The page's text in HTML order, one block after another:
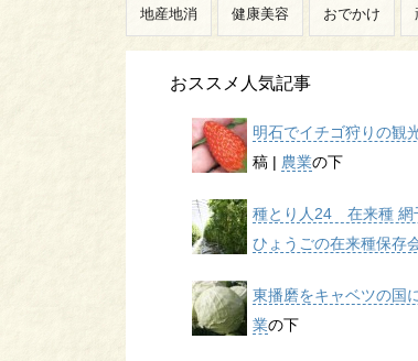
地産地消 健康美容 おでかけ
おススメ人気記事
明石でイチゴ狩りの観
稿 | 農業の下
種とり人24 在来種 網
ひょうごの在来種保存
東播磨をキャベツの国
業の下